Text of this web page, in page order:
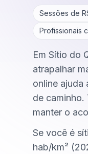
Sessões de
Profissionais
Em Sítio do
atrapalhar
online ajuda
de caminho.
manter o
Se você é
hab/km²